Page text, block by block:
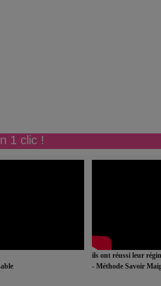
1 clic !
ils ont réussi leur
- Méthode Savoir